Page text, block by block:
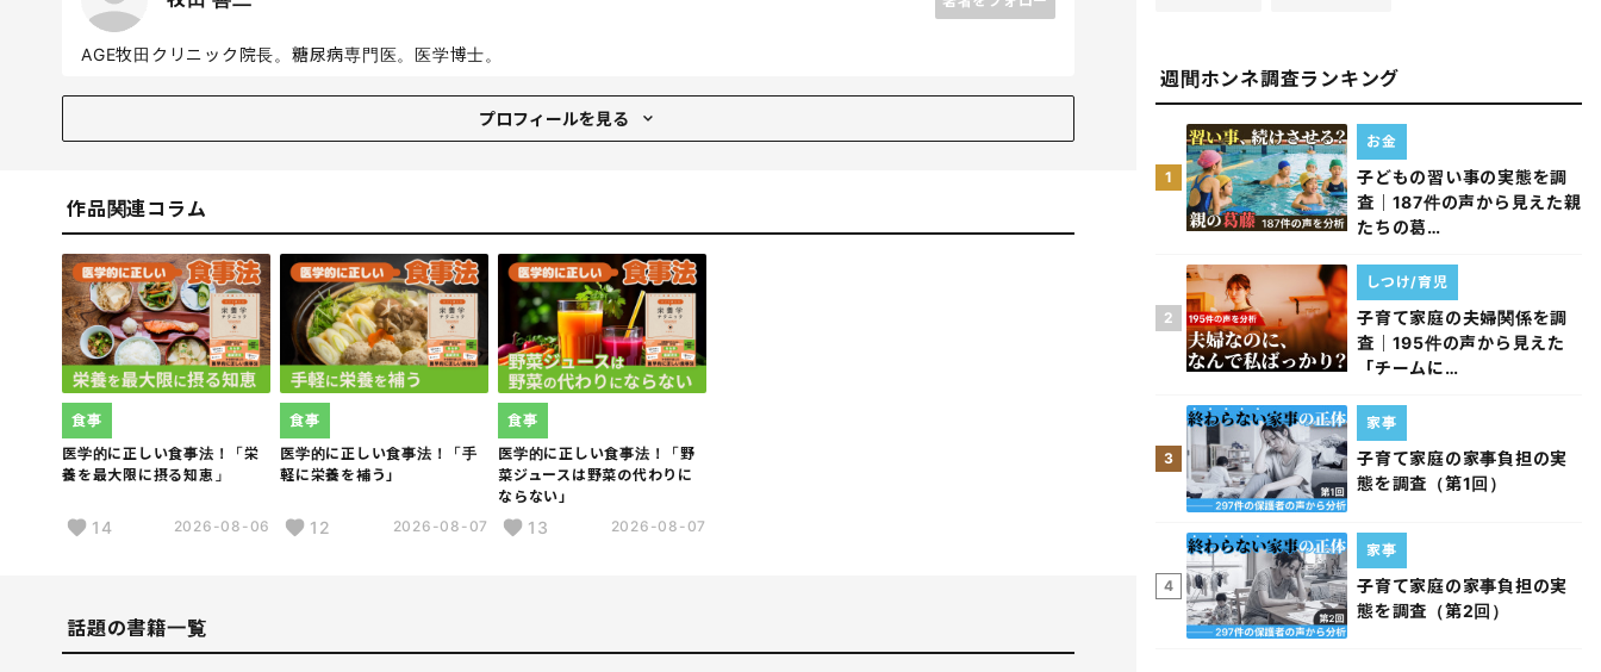
AGE牧田クリニック院長。糖尿病専門医。医学博士。
プロフィールを見る
1917年、北海道大学医学部卒業。ニューヨークのロックフェラー大学医生化学講座などで、糖尿病合併症の原因として注目
り北海道大学医学部講師、2000年より久留米大学医学部教授を歴任。2003年より、糖尿病をはじめとする生活習慣病、肥
多数
作品関連コラム
医学的に正しい食事法！「栄
養を最大限に摂る知恵」
食事
14 2026-08-06
医学的に正しい食事法！「手
軽に栄養を補う」
食事
12 2026-08-07
医学的に正しい食事法！「野
菜ジュースは野菜の代わりに
ならない」
食事
13 2026-08-07
話題の書籍一覧
週間ホンネ調査ランキング
1
子どもの習い事の実態を調
査｜187件の声から見えた親
たちの葛…
お金
2
子育て家庭の夫婦関係を調
査｜195件の声から見えた
「チームに…
しつけ/育児
3
子育て家庭の家事負担の実
態を調査（第1回）
家事
4
子育て家庭の家事負担の実
態を調査（第2回）
家事